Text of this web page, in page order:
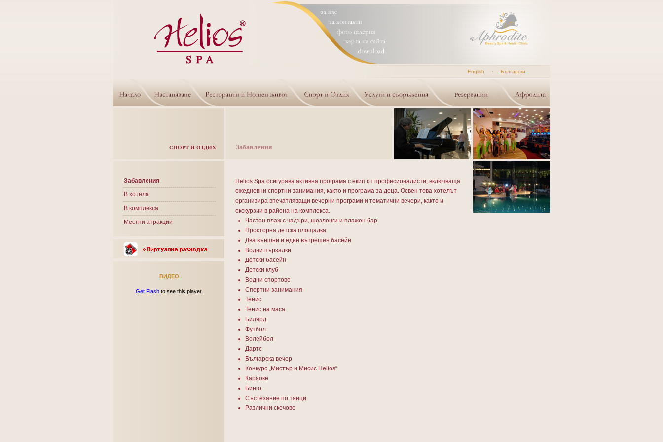
English · Български
СПОРТ И ОТДИХ Забавления
Забавления
В хотела
В комплекса
Местни атракции
ВИДЕО
Get Flash to see this player.
Helios Spa осигурява активна програма с екип от професионалисти, включваща
ежедневни спортни занимания, както и програма за деца. Освен това хотелът
организира впечатляващи вечерни програми и тематични вечери, както и
екскурзии в района на комплекса.
Частен плаж с чадъри, шезлонги и плажен бар
Просторна детска площадка
Два външни и един вътрешен басейн
Водни пързалки
Детски басейн
Детски клуб
Водни спортове
Спортни занимания
Тенис
Тенис на маса
Билярд
Футбол
Волейбол
Дартс
Българска вечер
Конкурс „Мистър и Мисис Helios“
Караоке
Бинго
Състезание по танци
Различни скечове